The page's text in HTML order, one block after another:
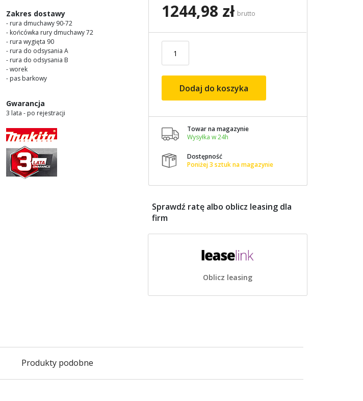
Zakres dostawy
- rura dmuchawy 90-72
- końcówka rury dmuchawy 72
- rura wygięta 90
- rura do odsysania A
- rura do odsysania B
- worek
- pas barkowy
Gwarancja
3 lata - po rejestracji
1244,98 zł brutto
Dodaj do koszyka

Towar na magazynie
Wysyłka w 24h

Dostępność
Poniżej 3 sztuk na magazynie
Sprawdź ratę albo oblicz leasing dla
firm
Oblicz leasing
Produkty podobne